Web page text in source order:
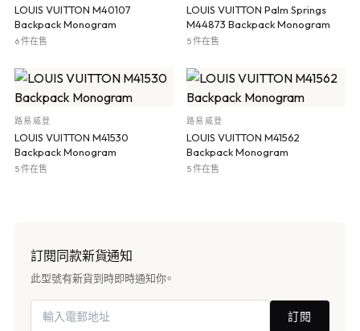
LOUIS VUITTON M40107
Backpack Monogram
6 件在售
LOUIS VUITTON Palm Springs
M44873 Backpack Monogram
5 件在售
路易威登
LOUIS VUITTON M41530
Backpack Monogram
5 件在售
路易威登
LOUIS VUITTON M41562
Backpack Monogram
5 件在售
訂閱同款新貨通知
此型號有新貨到時即時通知你。
訂閱